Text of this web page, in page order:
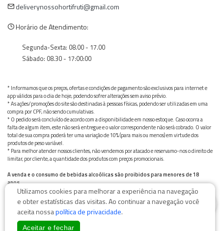
deliverynossohortifruti@gmail.com
Horário de Atendimento:
Segunda-Sexta: 08.00 - 17.00
Sábado: 08.30 - 17:00:00
* Informamos que os preços, ofertas e condições de pagamento são exclusivos para internet e
app válidos para o dia de hoje, podendo sofrer alterações sem aviso prévio.
* As ações/promoções do site são destinadas à pessoas físicas, podendo ser utilizadas em uma
compra por CPF, não sendo cumulativas.
* O pedido será concluído de acordo com a disponibilidade em nosso estoque. Caso ocorra a
falta de algum item, este não será entregue e o valor correspondente não será cobrado. O valor
total de sua compra poderá ter uma variação de 10% (para mais ou menos) em virtude dos
produtos de peso variável.
* Para melhor atender nossos clientes, não vendemos por atacado e reservamo-nos o direito de
limitar, por cliente, a quantidade dos produtos com preços promocionais.
A venda e o consumo de bebidas alcoólicas são proibidos para menores de 18
anos.
Bebida alcoólica pode causar dependência química e, em excesso, provoca graves males à saúde.
Beba com moderação
Utilizamos cookies para melhorar a experiência na navegação
e obter estatísticas das visitas. Ao continuar a navegação você
aceita nossapolítica de privacidade.
Aceitar e fechar